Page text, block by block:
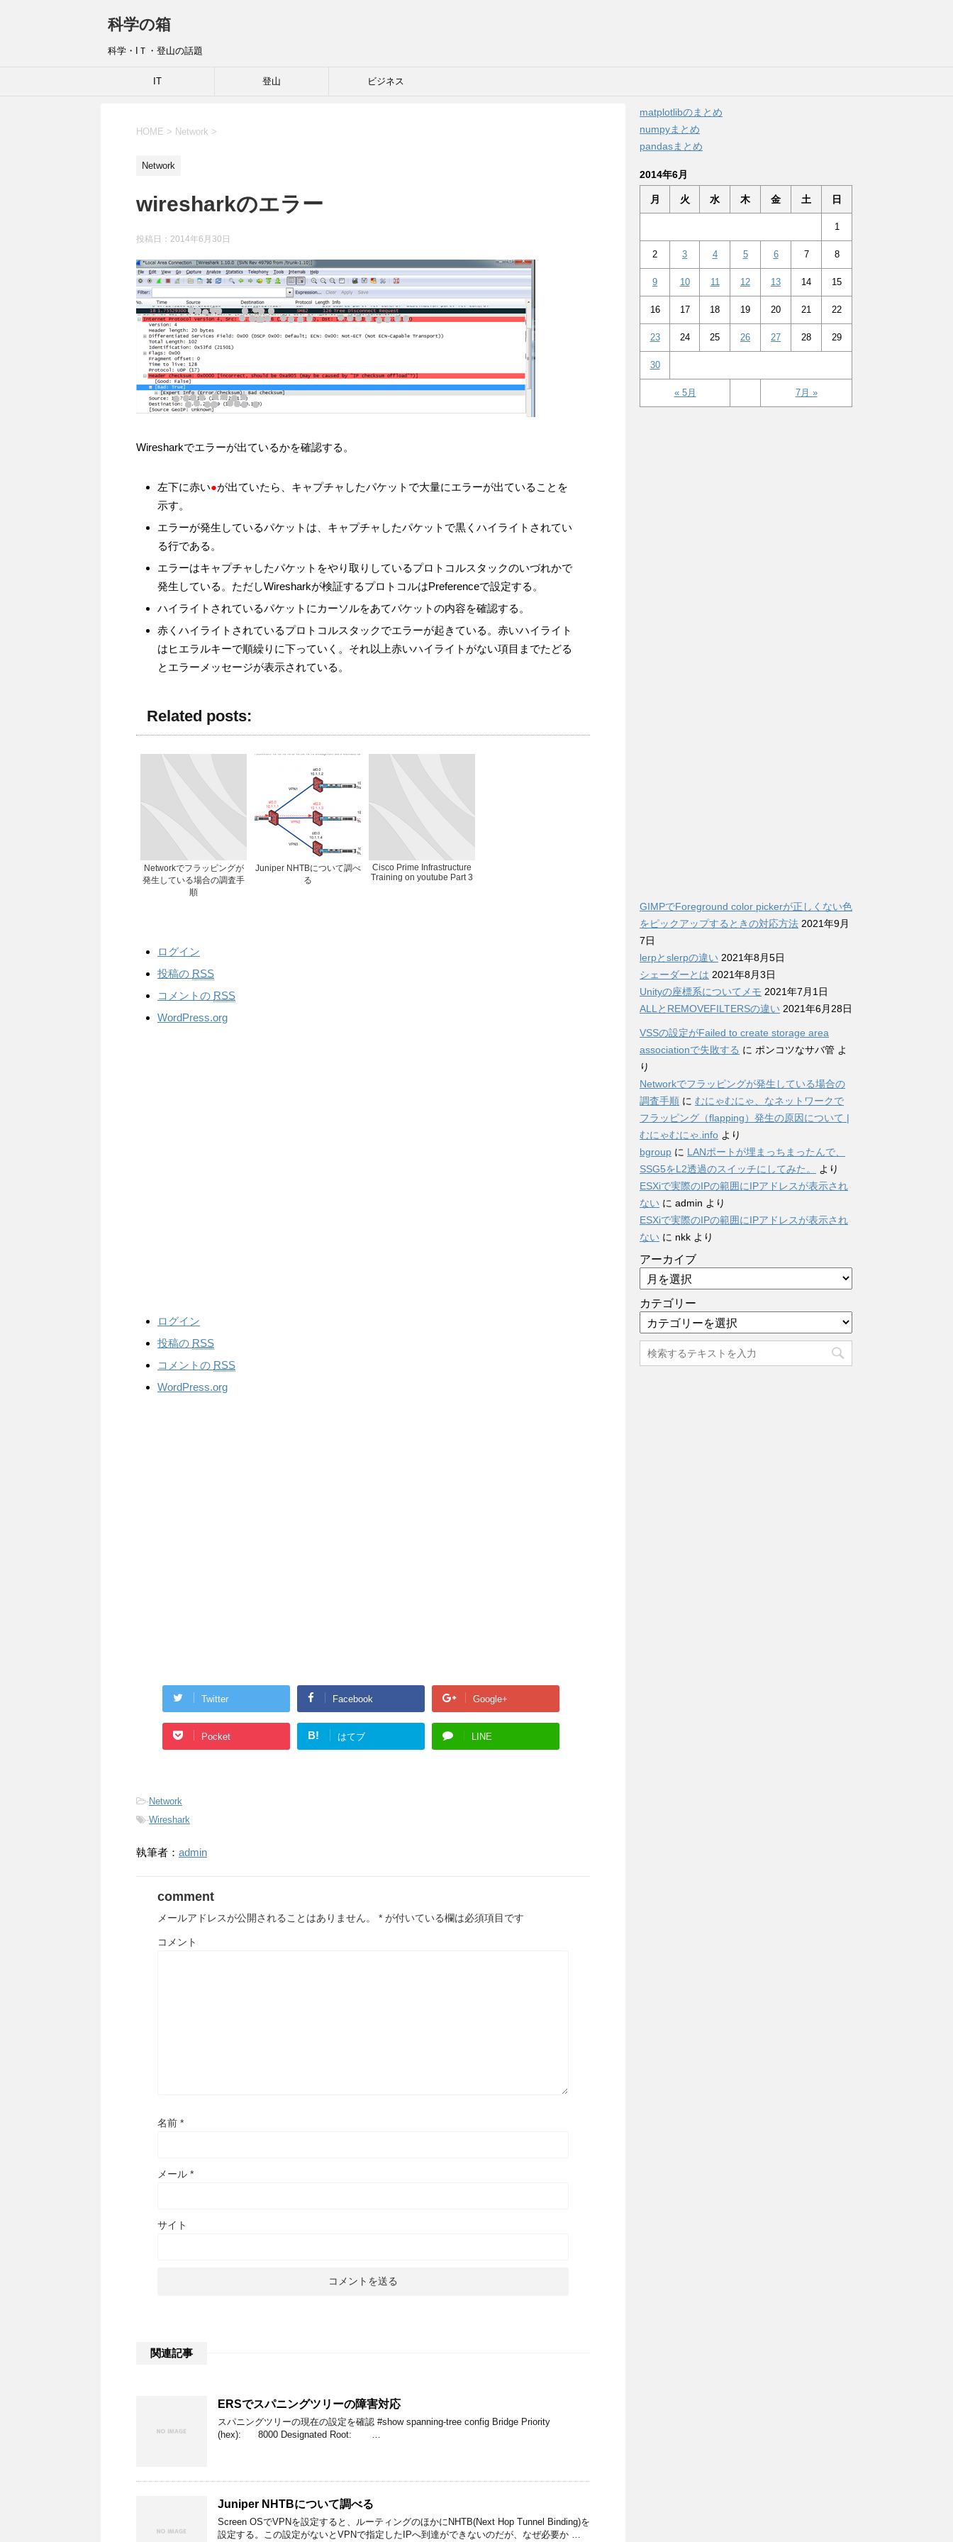
科学の箱
科学・IＴ・登山の話題
IT 登山 ビジネス
HOME > Network >
Network
wiresharkのエラー
投稿日： 2014年6月30日
Wiresharkでエラーが出ているかを確認する。
左下に赤い●が出ていたら、キャプチャしたパケットで大量にエラーが出ていることを
示す。
エラーが発生しているパケットは、キャプチャしたパケットで黒くハイライトされてい
る行である。
エラーはキャプチャしたパケットをやり取りしているプロトコルスタックのいづれかで
発生している。ただしWiresharkが検証するプロトコルはPreferenceで設定する。
ハイライトされているパケットにカーソルをあてパケットの内容を確認する。
赤くハイライトされているプロトコルスタックでエラーが起きている。赤いハイライト
はヒエラルキーで順繰りに下っていく。それ以上赤いハイライトがない項目までたどる
とエラーメッセージが表示されている。
Related posts:
Networkでフラッピングが
発生している場合の調査手
順
Juniper NHTBについて調べ
る
Cisco Prime Infrastructure
Training on youtube Part 3
ログイン
投稿の RSS
コメントの RSS
WordPress.org
ログイン
投稿の RSS
コメントの RSS
WordPress.org
Twitter Facebook Google+
Pocket B! はてブ LINE
-Network
-Wireshark
執筆者： admin
comment
メールアドレスが公開されることはありません。 * が付いている欄は必須項目です
コメント
名前 *
メール *
サイト
関連記事
ERSでスパニングツリーの障害対応
スパニングツリーの現在の設定を確認 #show spanning-tree config Bridge Priority
(hex): 8000 Designated Root: …
Juniper NHTBについて調べる
Screen OSでVPNを設定すると、ルーティングのほかにNHTB(Next Hop Tunnel Binding)を
設定する。この設定がないとVPNで指定したIPへ到達ができないのだが、なぜ必要か …
matplotlibのまとめ
numpyまとめ
pandasまとめ
2014年6月
月 火 水 木 金 土 日
« 5月 7月 »
1
2 3 4 5 6 7 8
9 10 11 12 13 14 15
16 17 18 19 20 21 22
23 24 25 26 27 28 29
30
GIMPでForeground color pickerが正しくない色
をピックアップするときの対応方法 2021年9月
7日
lerpとslerpの違い 2021年8月5日
シェーダーとは 2021年8月3日
Unityの座標系についてメモ 2021年7月1日
ALLとREMOVEFILTERSの違い 2021年6月28日
VSSの設定がFailed to create storage area
associationで失敗する に ポンコツなサバ管 よ
り
Networkでフラッピングが発生している場合の
調査手順 に むにゃむにゃ、なネットワークで
フラッピング（flapping）発生の原因について |
むにゃむにゃ.info より
bgroup に LANポートが埋まっちまったんで、
SSG5をL2透過のスイッチにしてみた。
より
ESXiで実際のIPの範囲にIPアドレスが表示され
ない に admin より
ESXiで実際のIPの範囲にIPアドレスが表示され
ない に nkk より
アーカイブ
カテゴリー